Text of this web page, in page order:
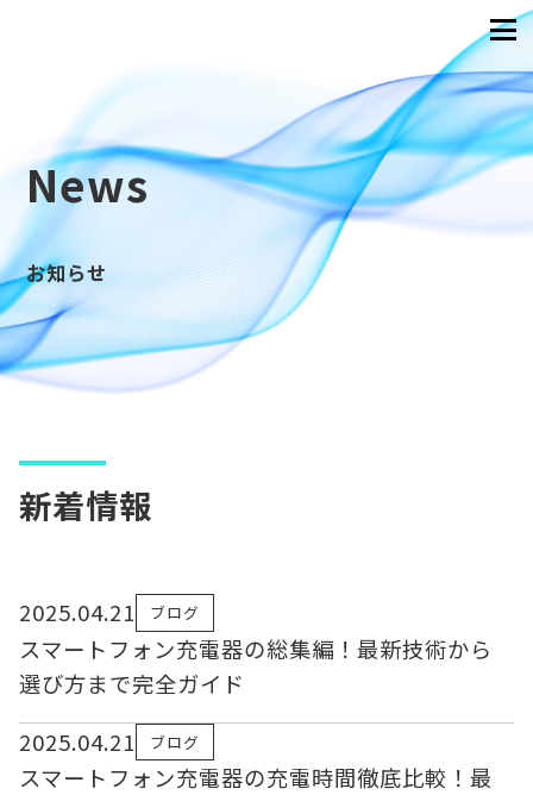
News
お知らせ
新着情報
2025.04.21 ブログ
スマートフォン充電器の総集編！最新技術から
選び方まで完全ガイド
2025.04.21
ブログ
スマートフォン充電器の充電時間徹底比較！最